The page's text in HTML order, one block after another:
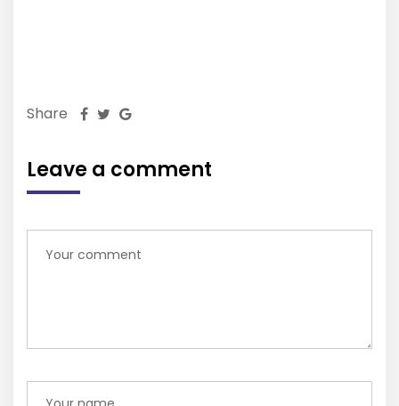
Share
Leave a comment